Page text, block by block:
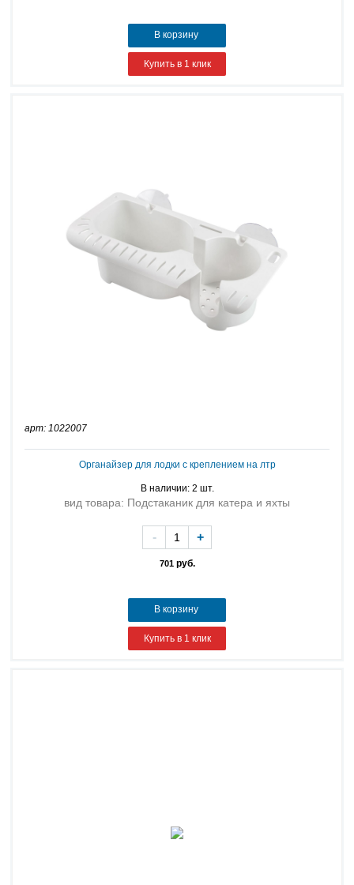
В корзину
Купить в 1 клик
арт: 1022007
Органайзер для лодки с креплением на лтр
В наличии: 2 шт.
вид товара: Подстаканик для катера и яхты
701руб.
- +
В корзину
Купить в 1 клик